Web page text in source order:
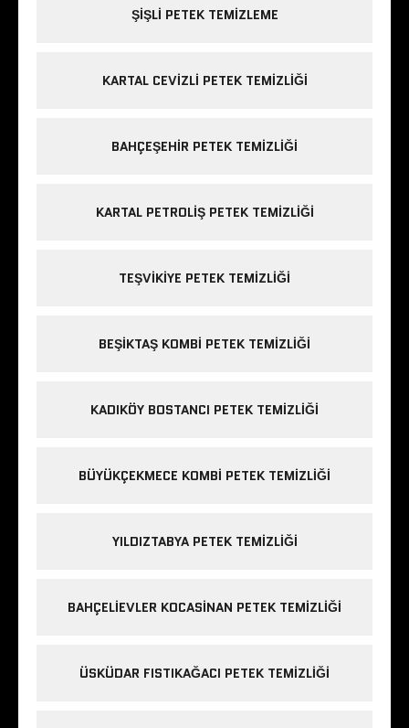
ŞIŞLI PETEK TEMIZLEME
KARTAL CEVIZLI PETEK TEMIZLIĞI
BAHÇEŞEHIR PETEK TEMIZLIĞI
KARTAL PETROLIŞ PETEK TEMIZLIĞI
TEŞVIKIYE PETEK TEMIZLIĞI
BEŞIKTAŞ KOMBI PETEK TEMIZLIĞI
KADIKÖY BOSTANCI PETEK TEMIZLIĞI
BÜYÜKÇEKMECE KOMBI PETEK TEMIZLIĞI
YILDIZTABYA PETEK TEMIZLIĞI
BAHÇELIEVLER KOCASINAN PETEK TEMIZLIĞI
ÜSKÜDAR FISTIKAĞACI PETEK TEMIZLIĞI